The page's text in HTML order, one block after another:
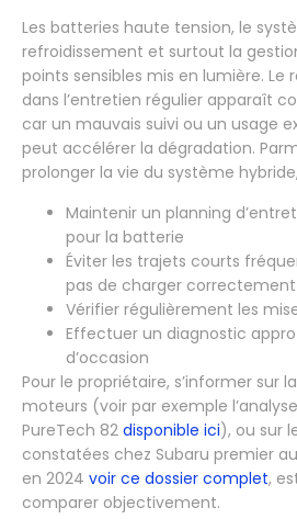
Les batteries haute tension, le
refroidissement et surtout la
points sensibles mis en lumière. Le
dans l’entretien régulier apparaît
car un mauvais suivi ou un usage
peut accélérer la dégradation.
prolonger la vie du système
Maintenir un planning
pour la batterie
Éviter les trajets courts
pas de charger
Vérifier régulièrement les
Effectuer un diagnostic
d’occasion
Pour le propriétaire, s’informer sur
moteurs (voir par exemple
PureTech 82 disponible ici), ou sur
constatées chez Subaru premier
en 2024 voir ce dossier complet,
comparer objectivement.